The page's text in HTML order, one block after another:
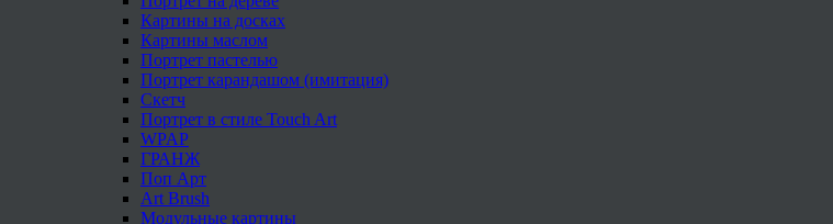
Картины на досках
Картины маслом
Портрет пастелью
Портрет карандашом (имитация)
Скетч
Портрет в стиле Touch Art
WPAP
ГРАНЖ
Поп Арт
Art Brush
Модульные картины